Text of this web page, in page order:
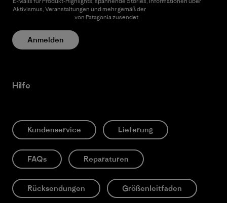
Aktivismus, Veranstaltungen und mehr gemäß der
von Patagonia zusendet.
Anmelden
Hilfe
Kundenservice Lieferung
FAQs Reparaturen
Rücksendungen Größenleitfaden